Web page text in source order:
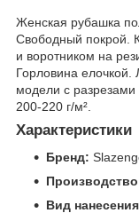
Женская рубашка
Свободный покрой.
и воротником на
Горловина елочкой.
модели с
200-220 г/м².
Характеристики
Бренд:
Вид